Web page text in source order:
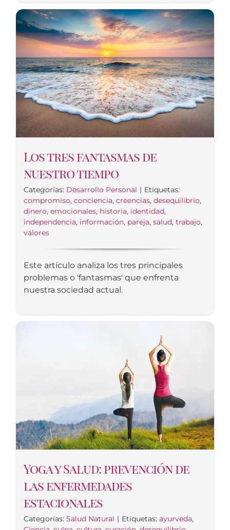
Los tres fantasmas de
nuestro tiempo
Categorías: Desarrollo Personal | Etiquetas:
compromiso, conciencia, creencias, desequilibrio,
dinero, emocionales, historia, identidad,
independencia, información, pareja, salud, trabajo,
valores
Este artículo analiza los tres principales
problemas o 'fantasmas' que enfrenta
nuestra sociedad actual.
Yoga y Salud: prevención de
las enfermedades
estacionales
Categorías: Salud Natural | Etiquetas: ayurveda,